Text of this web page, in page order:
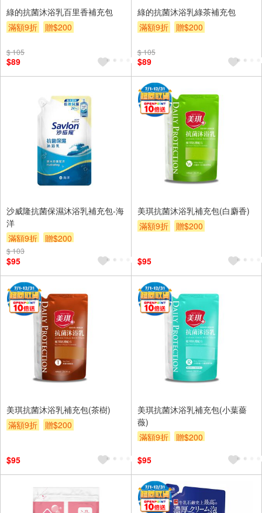
綠的抗菌沐浴乳百里香補充包
滿額9折
贈$200
$ 105
$89
綠的抗菌沐浴乳綠茶補充包
滿額9折
贈$200
$ 105
$89
沙威隆抗菌保濕沐浴乳補充包-海
洋
滿額9折
贈$200
$ 103
$95
美琪抗菌沐浴乳補充包(白麝香)
滿額9折
贈$200
$95
美琪抗菌沐浴乳補充包(茶樹)
滿額9折
贈$200
$95
美琪抗菌沐浴乳補充包(小葉薔
薇)
滿額9折
贈$200
$95